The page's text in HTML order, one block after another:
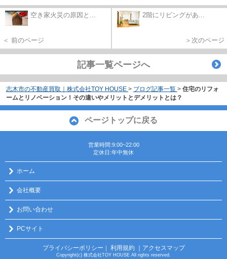
空き家火災の原因と...
＜ 前のページ
2階にリビングがあ...
＞次のページ
記事一覧ページへ
志木市の不動産買取｜株式会社TOY HOUSE > ブログ記事一覧 > 住宅のリフォ
ームとリノベーション！その違いやメリットとデメリットとは？
ページトップに戻る
営業時間:9:00~22:00
定休日:年中無休
ホーム
会社概要
お問い合わせ
PCサイト
プライバシーポリシー ｜ 利用規約 ｜アクセスマップ
Copyright(c) 株式会社TOY HOUSE All rights reserved.